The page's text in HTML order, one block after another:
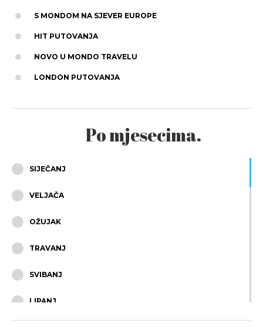
S MONDOM NA SJEVER EUROPE
HIT PUTOVANJA
NOVO U MONDO TRAVELU
LONDON PUTOVANJA
Po mjesecima.
SIJEČANJ
VELJAČA
OŽUJAK
TRAVANJ
SVIBANJ
LIPANJ